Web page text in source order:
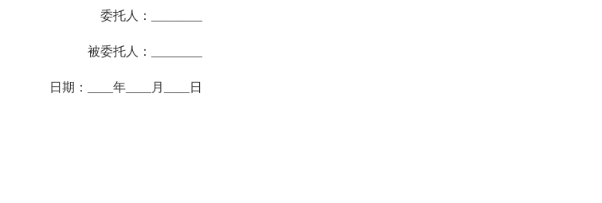
委托人：________
被委托人：________
日期：____年____月____日